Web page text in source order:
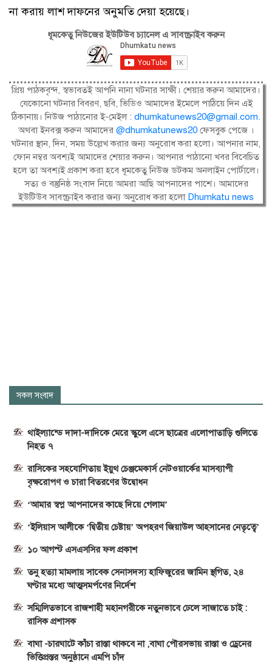
না করায় লাশ দাফনের অনুমতি দেয়া হয়েছে।
ধূমকেতু নিউজের ইউটিউব চ্যানেল এ সাবস্ক্রাইব করুন
প্রিয় পাঠকবৃন্দ, স্বভাবতই আপনি নানা ঘটনার সাক্ষী। শেয়ার করুন আমাদের।
যেকোনো ঘটনার বিবরণ, ছবি, ভিডিও আমাদের ইমেলে পাঠিয়ে দিন এই
ঠিকানায়। নিউজ পাঠানোর ই-মেইল : dhumkatunews20@gmail.com.
অথবা ইনবক্স করুন আমাদের@dhumkatunews20 ফেসবুক পেজে ।
ঘটনার স্থান, দিন, সময় উল্লেখ করার জন্য অনুরোধ করা হলো। আপনার নাম,
ফোন নম্বর অবশ্যই আমাদের শেয়ার করুন। আপনার পাঠানো খবর বিবেচিত
হলে তা অবশ্যই প্রকাশ করা হবে ধূমকেতু নিউজ ডটকম অনলাইন পোর্টালে।
সত্য ও বস্তুনিষ্ঠ সংবাদ নিয়ে আমরা আছি আপনাদের পাশে। আমাদের
ইউটিউব সাবস্ক্রাইব করার জন্য অনুরোধ করা হলো Dhumkatu news
সকল সংবাদ
থাইল্যান্ডে দাদা-দাদিকে মেরে স্কুলে এসে ছাত্রের এলোপাতাড়ি গুলিতে
নিহত ৭
রাসিকের সহযোগিতায় ইয়ুথ চেঞ্জমেকার্স নেটওয়ার্কের মাসব্যাপী
বৃক্ষরোপণ ও চারা বিতরণের উদ্বোধন
‘আমার স্বপ্ন আপনাদের কাছে দিয়ে গেলাম’
‘ইলিয়াস আলীকে ‘দ্বিতীয় চেষ্টায়’ অপহরণ জিয়াউল আহসানের নেতৃত্বে’
১০ আগস্ট এসএসসির ফল প্রকাশ
তনু হত্যা মামলায় সাবেক সেনাসদস্য হাফিজুরের জামিন স্থগিত, ২৪
ঘণ্টার মধ্যে আত্মসমর্পণের নির্দেশ
সম্মিলিতভাবে রাজশাহী মহানগরীকে নতুনভাবে ঢেলে সাজাতে চাই :
রাসিক প্রশাসক
বাঘা -চারঘাটে কাঁচা রাস্তা থাকবে না ,বাঘা পৌরসভায় রাস্তা ও ড্রেনের
ভিত্তিপ্রস্তর অনুষ্ঠানে এমপি চাঁদ